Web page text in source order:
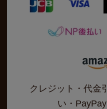
クレジット・代金
い・